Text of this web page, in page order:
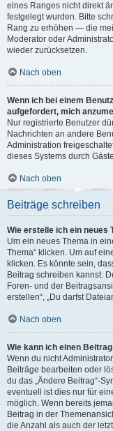
eines Ranges nicht direkt
festgelegt wurden. Bitte
Rang zu erhöhen — die
Moderator oder
wieder zurücksetzen.
Nach oben
Wenn ich bei einem
aufgefordert, mich
Nur registrierte Benutzer
Nachrichten an andere
Administration
dieses Systems durch
Nach oben
Beiträge schreiben
Wie erstelle ich ein neues
Um ein neues Thema in
Thema“ klicken. Um auf
klicken. Es könnte sein,
Beitrag schreiben kannst.
Foren- und der
erstellen“, „Du darfst
Nach oben
Wie kann ich einen
Wenn du nicht
Beiträge bearbeiten oder
du das „Ändere Beitrag“-
eventuell ist dies nur für
möglich. Wenn bereits
Beitrag in der
die Anzahl als auch der